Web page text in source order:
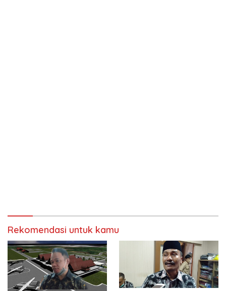
Rekomendasi untuk kamu